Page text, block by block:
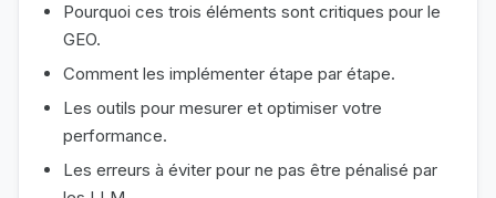
Pourquoi ces trois éléments sont critiques pour le
GEO.
Comment les implémenter étape par étape.
Les outils pour mesurer et optimiser votre
performance.
Les erreurs à éviter pour ne pas être pénalisé par